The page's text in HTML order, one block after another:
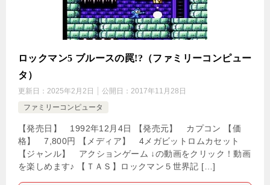
ロックマン5 ブルースの罠!?（ファミリーコンピュー
タ）
更新日： 2025年2月2日 公開日： 2017年11月28日
ファミリーコンピュータ
【発売日】 1992年12月4日 【発売元】 カプコン 【価
格】 7,800円 【メディア】 4メガビットロムカセット
【ジャンル】 アクションゲーム ↓の動画をクリック！動画
を楽しめます♪ 【ＴＡＳ】ロックマン５世界記 […]